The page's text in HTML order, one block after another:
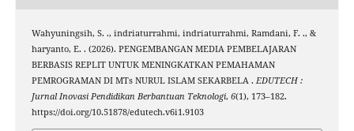
Wahyuningsih, S. ., indriaturrahmi, indriaturrahmi, Ramdani, F. ., &
haryanto, E. . (2026). PENGEMBANGAN MEDIA PEMBELAJARAN
BERBASIS REPLIT UNTUK MENINGKATKAN PEMAHAMAN
PEMROGRAMAN DI MTs NURUL ISLAM SEKARBELA . EDUTECH :
Jurnal Inovasi Pendidikan Berbantuan Teknologi, 6(1), 173–182.
https://doi.org/10.51878/edutech.v6i1.9103